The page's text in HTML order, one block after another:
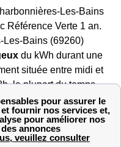
Les-Bains
Référence Verte 1 an.
Les-Bains (69260)
du kWh durant une
située entre midi et
la plupart du temps.
et les Charbonnois
les heures pleines,
kWh à un prix plus